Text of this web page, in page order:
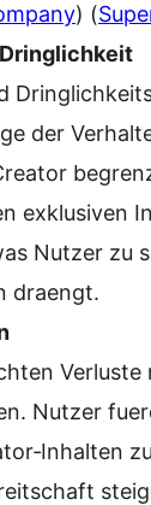
) (
der
exklusiven
Nutzer zu
draengt.
Verluste
Nutzer